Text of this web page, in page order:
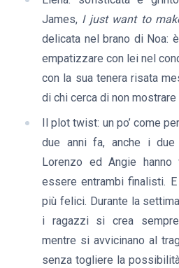
James, I just want to
delicata nel brano di Noa:
empatizzare con lei nel
con la sua tenera risata
di chi cerca di non
Il plot twist: un po’ come
due anni fa, anche i due
Lorenzo ed Angie hanno
essere entrambi finalisti.
più felici. Durante la
i ragazzi si crea
mentre si avvicinano al
senza togliere la